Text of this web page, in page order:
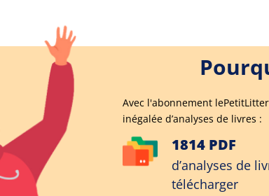
Avec l'abonnement
inégalée d’analyses de livres :
1814 PDF
d’analyses de
télécharger